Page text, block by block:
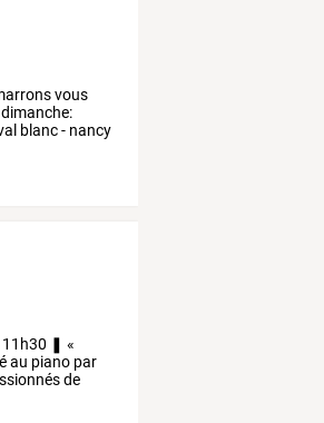
vous
dimanche:
blanc- nancy
11h30 ❚ «
au piano par
de